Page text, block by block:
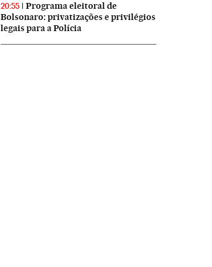
20:55
Programa eleitoral de
Bolsonaro: privatizações e privilégios
legais para a Polícia